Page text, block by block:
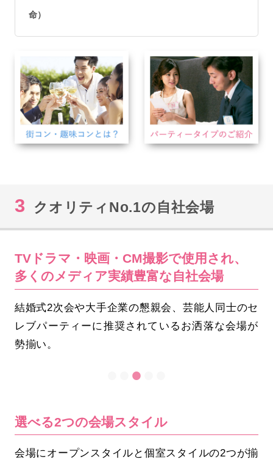
命）
3 クオリティNo.1の自社会場
TVドラマ・映画・CM撮影で使用され、
多くのメディア実績豊富な自社会場
結婚式2次会や大手企業の懇親会、芸能人同士のセ
レブパーティーに推奨されているお洒落な会場が
勢揃い。
選べる2つの会場スタイル
会場にオープンスタイルと個室スタイルの2つが揃